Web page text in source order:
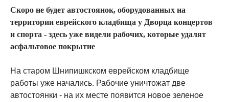
Скоро не будет автостоянок, оборудованных на
территории еврейского кладбища у Дворца концертов
и спорта - здесь уже видели рабочих, которые удалят
асфальтовое покрытие
На старом Шнипишкском еврейском кладбище
работы уже начались. Рабочие уничтожат две
автостоянки - на их месте появится новое зеленое